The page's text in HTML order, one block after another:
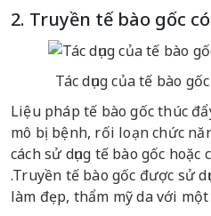
2. Truyền tế bào gốc
Tác dụng của tế bào
Liệu pháp tế bào gốc thúc
mô bị bệnh, rối loạn chức
cách sử dụng tế bào gốc
.Truyền tế bào gốc được sử
làm đẹp, thẩm mỹ da với một